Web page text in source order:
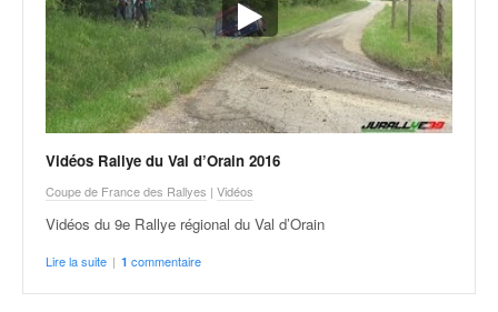
Vidéos Rallye du Val d’Orain 2016
Coupe de France des Rallyes | Vidéos
Vidéos du 9e Rallye régional du Val d’Orain
Lire la suite | 1 commentaire